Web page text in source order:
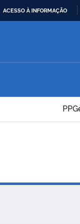
ACESSO À INFORMAÇÃO